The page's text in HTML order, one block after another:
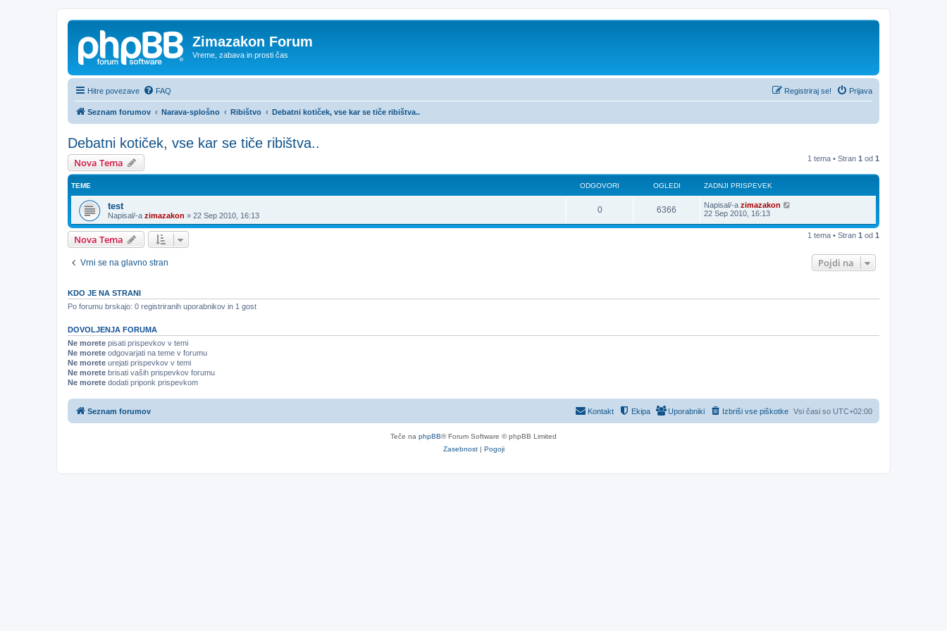
Zimazakon Forum
Vreme, zabava in prosti čas
Hitre povezave FAQ Prijava
Registriraj se!
Seznam forumov Narava-splošno Ribištvo Debatni kotiček, vse kar se tiče ribištva..
Debatni kotiček, vse kar se tiče ribištva..
Nova Tema 1 tema • Stran 1 od 1
TEME ODGOVORI OGLEDI ZADNJI PRISPEVEK
test
Napisal/-a zimazakon » 22 Sep 2010, 16:13
0 6366 Napisal/-a zimazakon
22 Sep 2010, 16:13
Nova Tema 1 tema • Stran 1 od 1
Vrni se na glavno stran Pojdi na
KDO JE NA STRANI
Po forumu brskajo: 0 registriranih uporabnikov in 1 gost
DOVOLJENJA FORUMA
Ne morete pisati prispevkov v temi
Ne morete odgovarjati na teme v forumu
Ne morete urejati prispevkov v temi
Ne morete brisati vaših prispevkov forumu
Ne morete dodati priponk prispevkom
Seznam forumov Vsi časi so UTC+02:00
Izbriši vse piškotke
Uporabniki
Ekipa
Kontakt
Teče na phpBB® Forum Software © phpBB Limited
Zasebnost| Pogoji